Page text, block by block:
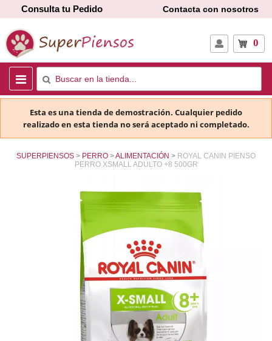
Consulta tu Pedido Contacta con nosotros
0
Esta es una tienda de demostración. Cualquier pedido
realizado en esta tienda no será aceptado ni completado.
SUPERPIENSOS PERRO ALIMENTACIÓN
ROYAL CANIN PIENSO
PERRO XSMALL ADULTO +8 500GR